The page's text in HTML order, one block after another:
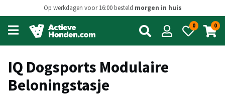
Op werkdagen voor 16:00 besteld morgen in huis
Open
main
menu
0 0
IQ Dogsports Modulaire
Beloningstasje